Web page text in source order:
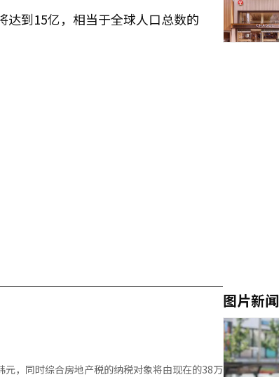
达到15亿，相当于全球人口总数的
，同时综合房地产税的纳税对象将由现在的38万
图片新闻